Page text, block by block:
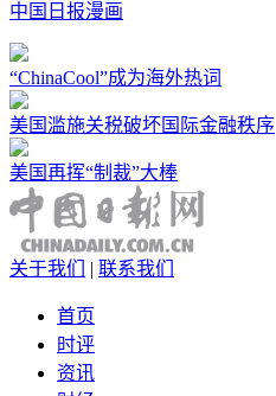
中国日报漫画
“ChinaCool”成为海外热词
美国滥施关税破坏国际金融秩序
美国再挥“制裁”大棒
关于我们 | 联系我们
首页
时评
资讯